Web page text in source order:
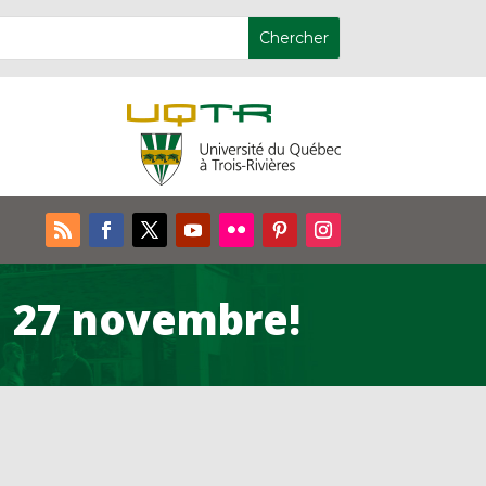
27 novembre!